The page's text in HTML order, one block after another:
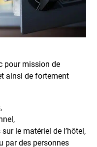
pour mission de
ainsi de fortement
le matériel de l’hôtel,
par des personnes